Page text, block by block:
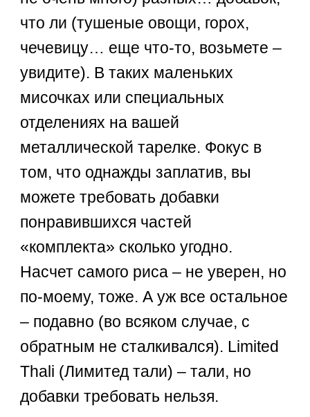
что ли (тушеные овощи, горох,
чечевицу… еще что-то, возьмете –
увидите). В таких маленьких
мисочках или специальных
отделениях на вашей
металлической тарелке. Фокус в
том, что однажды заплатив, вы
можете требовать добавки
понравившихся частей
«комплекта» сколько угодно.
Насчет самого риса – не уверен, но
по-моему, тоже. А уж все остальное
– подавно (во всяком случае, с
обратным не сталкивался). Limited
Thali (Лимитед тали) – тали, но
добавки требовать нельзя.